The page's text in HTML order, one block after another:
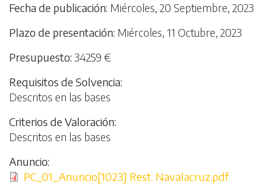
Fecha de publicación Miércoles, 20 Septiembre, 2023
Plazo de presentación Miércoles, 11 Octubre, 2023
Presupuesto 34259 €
Requisitos de Solvencia
Descritos en las bases
Criterios de Valoración
Descritos en las bases
Anuncio
Archivo
PC_01_Anuncio[1023] Rest. Navalacruz.pdf